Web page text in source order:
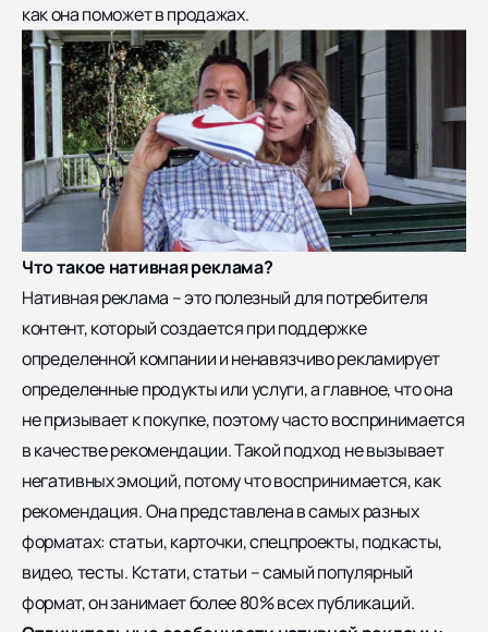
как она поможет в продажах.
Что такое нативная реклама?
Нативная реклама – это полезный для потребителя
контент, который создается при поддержке
определенной компании и ненавязчиво рекламирует
определенные продукты или услуги, а главное, что она
не призывает к покупке, поэтому часто воспринимается
в качестве рекомендации. Такой подход не вызывает
негативных эмоций, потому что воспринимается, как
рекомендация. Она представлена в самых разных
форматах: статьи, карточки, спецпроекты, подкасты,
видео, тесты. Кстати, статьи – самый популярный
формат, он занимает более 80% всех публикаций.